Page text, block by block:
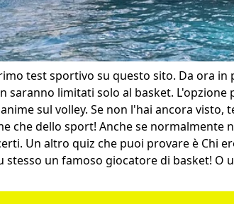
test sportivo su questo sito. Da ora in
saranno limitati solo al basket. L'opzione
sul volley. Se non l'hai ancora visto,
che dello sport! Anche se normalmente
Un altro quiz che puoi provare è Chi
stesso un famoso giocatore di basket! O